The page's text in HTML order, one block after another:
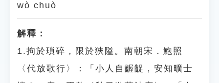
wò chuò
解釋：
1.拘於瑣碎，限於狹隘。南朝宋．鮑照
〈代放歌行〉：「小人自齷齪，安知曠士